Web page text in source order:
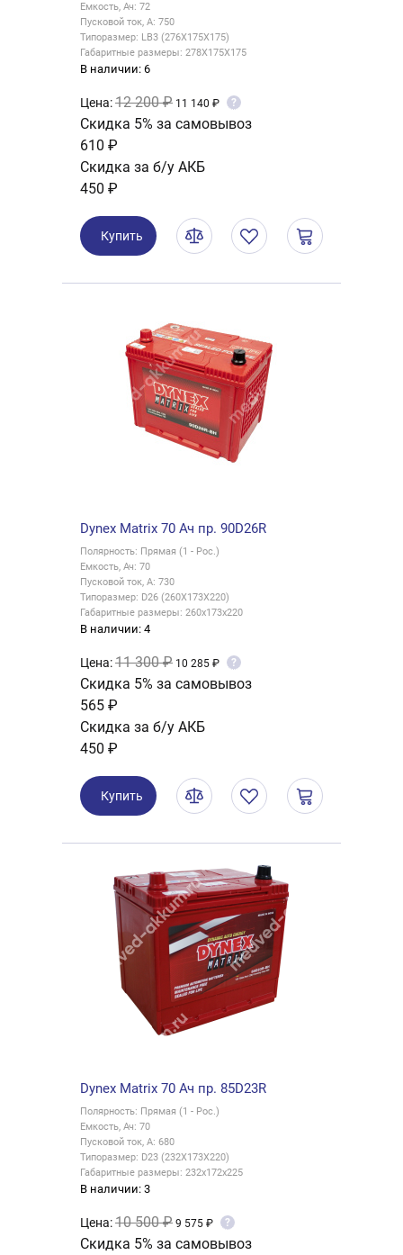
Емкость, Ач: 72
Пусковой ток, А: 750
Типоразмер: LB3 (276X175X175)
Габаритные размеры: 278X175X175
В наличии: 6
Цена:12 200 ₽ 11 140 ₽ ?
Скидка 5% за самовывоз
610 ₽
Скидка за б/у АКБ
450 ₽
Купить
Dynex Matrix 70 Ач пр. 90D26R
Полярность: Прямая (1 - Рос.)
Емкость, Ач: 70
Пусковой ток, А: 730
Типоразмер: D26 (260X173X220)
Габаритные размеры: 260x173x220
В наличии: 4
Цена:11 300 ₽ 10 285 ₽ ?
Скидка 5% за самовывоз
565 ₽
Скидка за б/у АКБ
450 ₽
Купить
Dynex Matrix 70 Ач пр. 85D23R
Полярность: Прямая (1 - Рос.)
Емкость, Ач: 70
Пусковой ток, А: 680
Типоразмер: D23 (232X173X220)
Габаритные размеры: 232x172x225
В наличии: 3
Цена:10 500 ₽ 9 575 ₽ ?
Скидка 5% за самовывоз